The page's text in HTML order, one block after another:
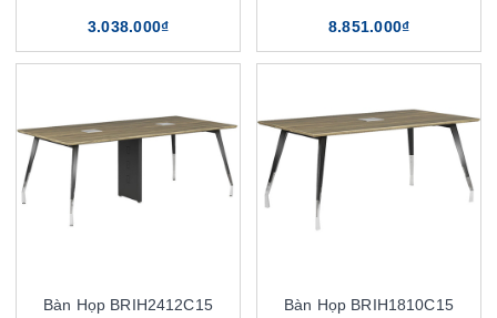
3.038.000₫
8.851.000₫
Bàn Họp BRIH2412C15 Bàn Họp BRIH1810C15